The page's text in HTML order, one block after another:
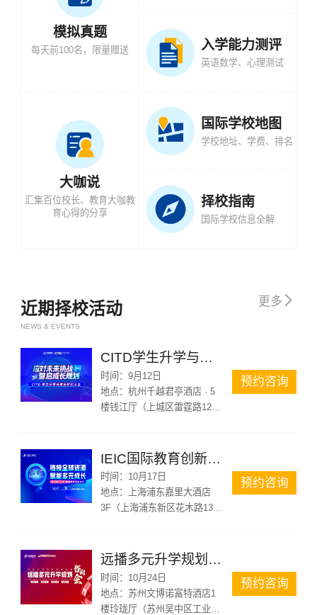
模拟真题
每天前100名，限量赠送
大咖说
汇集百位校长、教育大咖教
育心得的分享
入学能力测评
英语数学、心理测试
国际学校地图
学校地址、学费、排名
择校指南
国际学校信息全解
近期择校活动
NEWS & EVENTS
更多 
CITD学生升学与成长规划大会杭州站
时间：9月12日
地点：杭州千越君亭酒店 · 5
楼钱江厅（上城区雷霆路126
预约咨询
IEIC国际教育创新大会
时间： 10月17日
地点：
上海浦东嘉里大酒店
3F（上海浦东新区花木路1388
预约咨询
远播多元升学规划咨询会苏州站
时间： 10月24日
地点：苏州文博诺富特酒店1
楼玲珑厅（苏州吴中区工业园
预约咨询